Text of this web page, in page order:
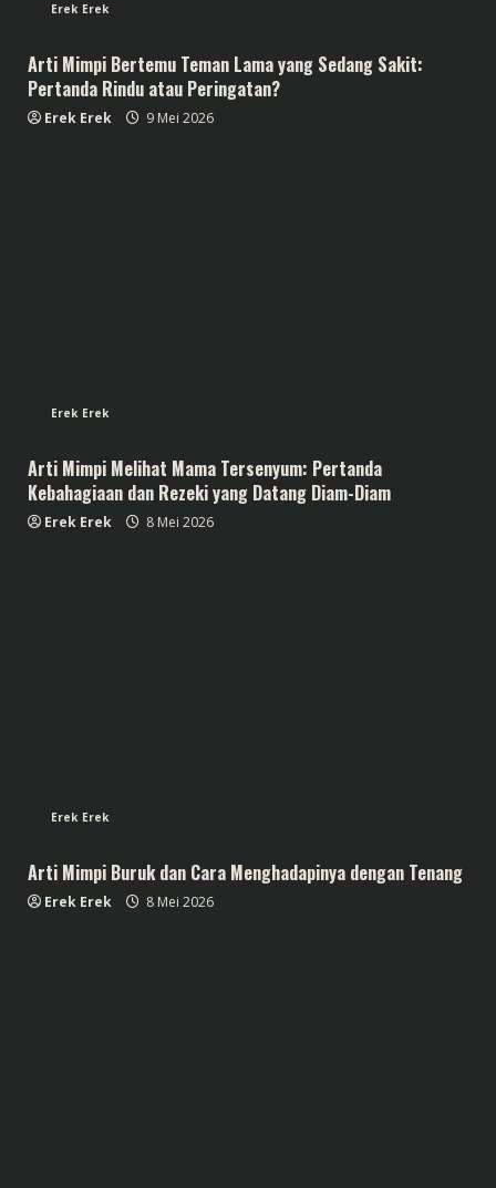
Erek Erek
Arti Mimpi Bertemu Teman Lama yang Sedang Sakit:
Pertanda Rindu atau Peringatan?
Erek Erek 9 Mei 2026
Erek Erek
Arti Mimpi Melihat Mama Tersenyum: Pertanda
Kebahagiaan dan Rezeki yang Datang Diam-Diam
Erek Erek 8 Mei 2026
Erek Erek
Arti Mimpi Buruk dan Cara Menghadapinya dengan Tenang
Erek Erek 8 Mei 2026